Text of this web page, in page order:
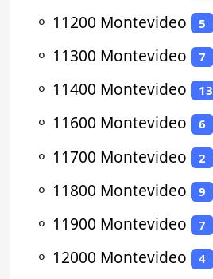
⚬ 11200 Montevideo 5
⚬ 11300 Montevideo 7
⚬ 11400 Montevideo 13
⚬ 11600 Montevideo 6
⚬ 11700 Montevideo 2
⚬ 11800 Montevideo 9
⚬ 11900 Montevideo 7
⚬ 12000 Montevideo 4